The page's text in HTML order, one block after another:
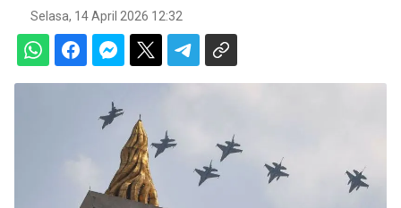
Selasa, 14 April 2026 12:32